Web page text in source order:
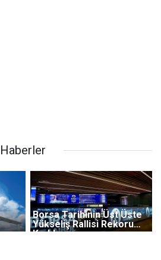
Borsa Tarihinin Üst Üste
Yükseliş Rallisi Rekoru
Kırıldı